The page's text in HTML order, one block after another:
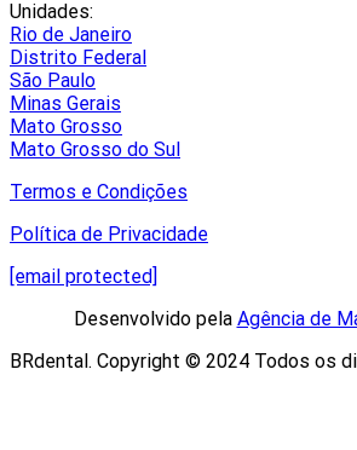
Unidades:
Rio de Janeiro
Distrito Federal
São Paulo
Minas Gerais
Mato Grosso
Mato Grosso do Sul
Termos e Condições
Política de Privacidade
[email protected]
Desenvolvido pela Agência de
BRdental. Copyright © 2024 Todos os